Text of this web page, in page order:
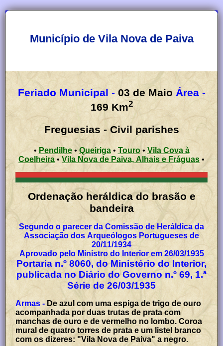
Município de Vila Nova de Paiva
Feriado Municipal - 03 de Maio Área -
169 Km2
Freguesias - Civil parishes
• Pendilhe• Queiriga• Touro• Vila Cova à
Coelheira• Vila Nova de Paiva, Alhais e Fráguas •
Ordenação heráldica do brasão e
bandeira
Segundo o parecer da Comissão de Heráldica da
Associação dos Arqueólogos Portugueses de
20/11/1934
Aprovado pelo Ministro do Interior em 26/03/1935
Portaria n.º 8060, do Ministério do Interior,
publicada no Diário do Governo n.º 69, 1.ª
Série de 26/03/1935
Armas - De azul com uma espiga de trigo de ouro
acompanhada por duas trutas de prata com
manchas de ouro e de vermelho no lombo. Coroa
mural de quatro torres de prata e um listel branco
com os dizeres: "Vila Nova de Paiva" a negro.